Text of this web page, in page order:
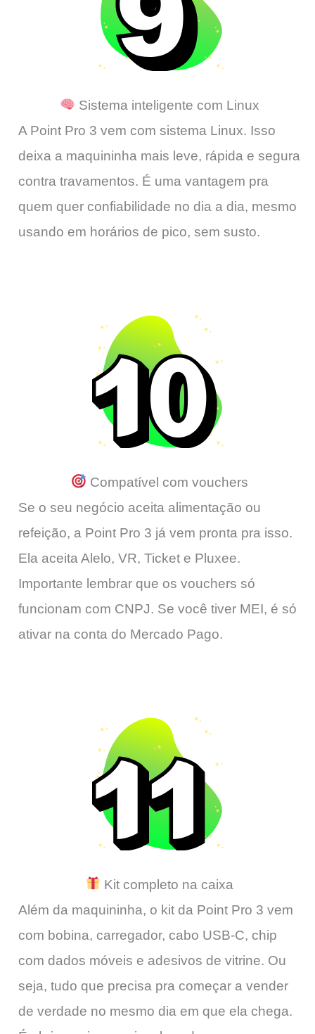
Sistema inteligente com Linux
A Point Pro 3 vem com sistema Linux. Isso
deixa a maquininha mais leve, rápida e segura
contra travamentos. É uma vantagem pra
quem quer confiabilidade no dia a dia, mesmo
usando em horários de pico, sem susto.
Compatível com vouchers
Se o seu negócio aceita alimentação ou
refeição, a Point Pro 3 já vem pronta pra isso.
Ela aceita Alelo, VR, Ticket e Pluxee.
Importante lembrar que os vouchers só
funcionam com CNPJ. Se você tiver MEI, é só
ativar na conta do Mercado Pago.
Kit completo na caixa
Além da maquininha, o kit da Point Pro 3 vem
com bobina, carregador, cabo USB-C, chip
com dados móveis e adesivos de vitrine. Ou
seja, tudo que precisa pra começar a vender
de verdade no mesmo dia em que ela chega.